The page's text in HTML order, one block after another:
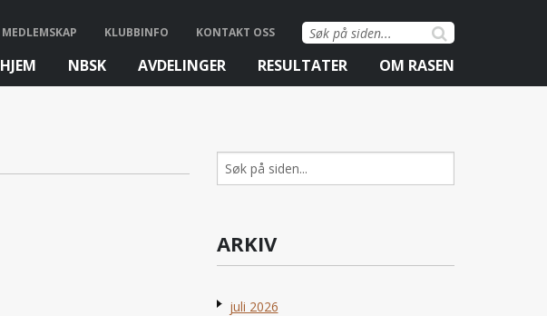
Søk
etter:
MEDLEMSKAP KLUBBINFO KONTAKT OSS
HJEM NBSK AVDELINGER RESULTATER OM RASEN
Søk
etter:
ARKIV
juli 2026